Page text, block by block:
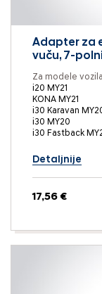
Adapter za
vuču, 7-
Za modele vozila
i20 MY21
KONA MY21
i30 Karavan
i30 MY20
i30 Fastback
Detaljnije
17,56 €